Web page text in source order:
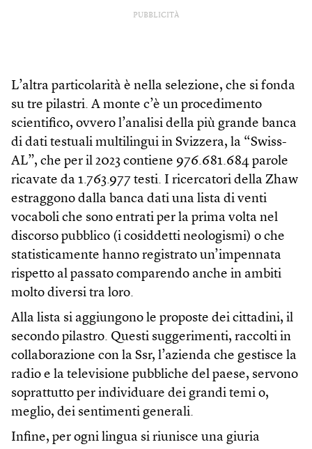
PUBBLICITÀ
L’altra particolarità è nella selezione, che si fonda
su tre pilastri. A monte c’è un procedimento
scientifico, ovvero l’analisi della più grande banca
di dati testuali multilingui in Svizzera, la “Swiss-
AL”, che per il 2023 contiene 976.681.684 parole
ricavate da 1.763.977 testi. I ricercatori della Zhaw
estraggono dalla banca dati una lista di venti
vocaboli che sono entrati per la prima volta nel
discorso pubblico (i cosiddetti neologismi) o che
statisticamente hanno registrato un’impennata
rispetto al passato comparendo anche in ambiti
molto diversi tra loro.
Alla lista si aggiungono le proposte dei cittadini, il
secondo pilastro. Questi suggerimenti, raccolti in
collaborazione con la Ssr, l’azienda che gestisce la
radio e la televisione pubbliche del paese, servono
soprattutto per individuare dei grandi temi o,
meglio, dei sentimenti generali.
Infine, per ogni lingua si riunisce una giuria